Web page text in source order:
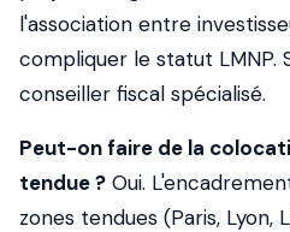
l'association entre
compliquer le statut LMNP.
conseiller fiscal spécialisé.
Peut-on faire de la
tendue ? Oui.
zones tendues (Paris, Lyon,